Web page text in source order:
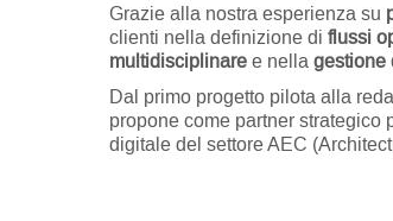
Grazie alla nostra esperienza su
clienti nella definizione di flussi
multidisciplinaree nellagestione
Dal primo progetto pilota alla
propone come partner strategico
digitale del settore AEC